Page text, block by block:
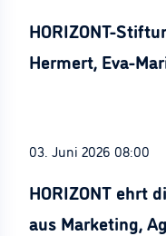
HORIZONT-
Hermert, Eva-
03. Juni 2026 08:00
HORIZONT ehrt
aus Marketing,